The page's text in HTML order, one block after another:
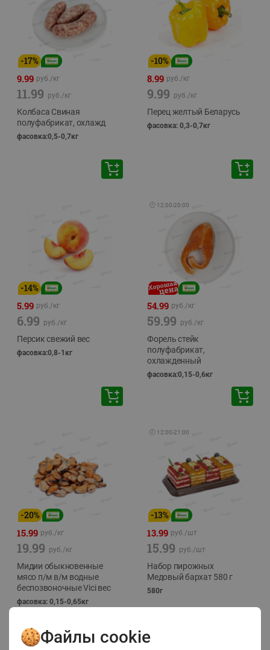
-17%
9.99 руб./кг
11.99 руб./кг
Колбаса Свиная
полуфабрикат, охлажд
фасовка:0,5-0,7кг
-10%
8.99 руб./кг
9.99 руб./кг
Перец желтый Беларусь
фасовка: 0,3-0,7кг
-14%
5.99 руб./кг
6.99 руб./кг
Персик свежий вес
фасовка:0,8-1кг
🕘 12:00-20:00
54.99 руб./кг
59.99 руб./кг
Форель стейк
полуфабрикат,
охлажденный
фасовка:0,15-0,6кг
-20%
15.99 руб./кг
19.99 руб./кг
Мидии обыкновенные
мясо п/м в/м водные
беспозвоночные Vici вес
фасовка: 0,15-0,65кг
🕘 12:00-21:00
-13%
13.99 руб./шт
15.99 руб./шт
Набор пирожных
Медовый бархат 580 г
580г
Файлы cookie